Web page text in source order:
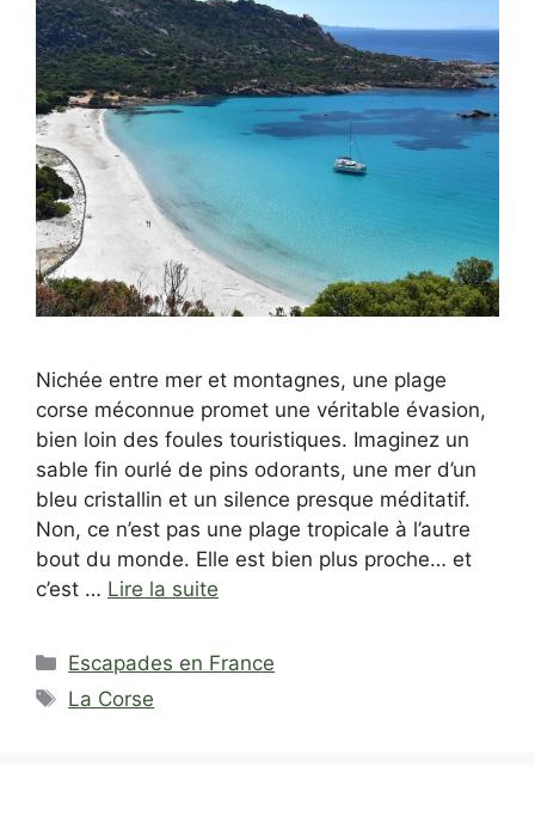
Nichée entre mer et montagnes, une plage
corse méconnue promet une véritable évasion,
bien loin des foules touristiques. Imaginez un
sable fin ourlé de pins odorants, une mer d’un
bleu cristallin et un silence presque méditatif.
Non, ce n’est pas une plage tropicale à l’autre
bout du monde. Elle est bien plus proche… et
c’est … Lire la suite
Catégories
Escapades en France
Étiquettes
La Corse